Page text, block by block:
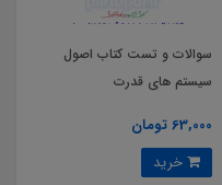
سوالات و تست کتاب اصول
سیستم های قدرت
63,000 تومان